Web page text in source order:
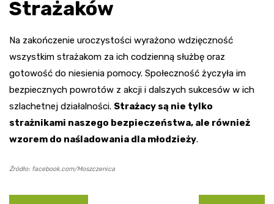
Strażaków
Na zakończenie uroczystości wyrażono wdzięczność
wszystkim strażakom za ich codzienną służbę oraz
gotowość do niesienia pomocy. Społeczność życzyła im
bezpiecznych powrotów z akcji i dalszych sukcesów w ich
szlachetnej działalności. Strażacy są nie tylko
strażnikami naszego bezpieczeństwa, ale również
wzorem do naśladowania dla młodzieży.
Źródło: facebook.com/Moszczenica